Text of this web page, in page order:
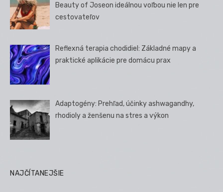
Beauty of Joseon ideálnou voľbou nie len pre
cestovateľov
Reflexná terapia chodidiel: Základné mapy a
praktické aplikácie pre domácu prax
Adaptogény: Prehľad, účinky ashwagandhy,
rhodioly a ženšenu na stres a výkon
NAJČÍTANEJŠIE